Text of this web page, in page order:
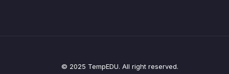
© 2025 TempEDU. All right reserved.